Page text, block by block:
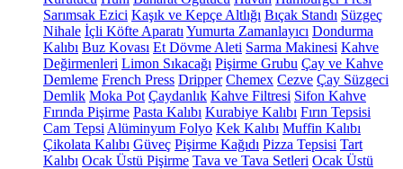
Sarımsak Ezici Kaşık ve Kepçe Altlığı Bıçak Standı Süzgeç
Nihale İçli Köfte Aparatı Yumurta Zamanlayıcı Dondurma
Kalıbı Buz Kovası Et Dövme Aleti Sarma Makinesi Kahve
Değirmenleri Limon Sıkacağı Pişirme Grubu Çay ve Kahve
Demleme French Press Dripper Chemex Cezve Çay Süzgeci
Demlik Moka Pot Çaydanlık Kahve Filtresi Sifon Kahve
Fırında Pişirme Pasta Kalıbı Kurabiye Kalıbı Fırın Tepsisi
Cam Tepsi Alüminyum Folyo Kek Kalıbı Muffin Kalıbı
Çikolata Kalıbı Güveç Pişirme Kağıdı Pizza Tepsisi Tart
Kalıbı Ocak Üstü Pişirme Tava ve Tava Setleri Ocak Üstü